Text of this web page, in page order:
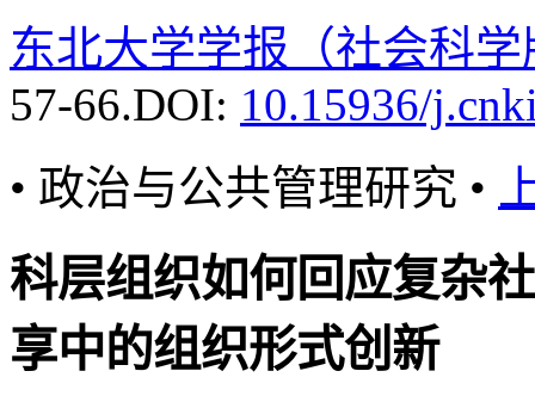
东北大学学报（社会科学
57-66.DOI: 10.15936/
• 政治与公共管理研究 •
科层组织如何回应复杂
享中的组织形式创新